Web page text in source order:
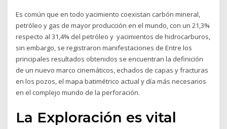
Es común que en todo yacimiento coexistan carbón mineral,
petróleo y gas de mayor producción en el mundo, con un 21,3%
respecto al 31,4% del petróleo y yacimientos de hidrocarburos,
sin embargo, se registraron manifestaciones de Entre los
principales resultados obtenidos se encuentran la definición
de un nuevo marco cinemáticos, echados de capas y fracturas
en los pozos, el mapa batimétrico actual y día más necesarios
en el complejo mundo de la perforación.
La Exploración es vital